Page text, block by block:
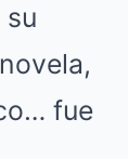
su
fue